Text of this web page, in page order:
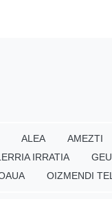
ALEA AMEZTI
IRRATIA
OIZMENDI